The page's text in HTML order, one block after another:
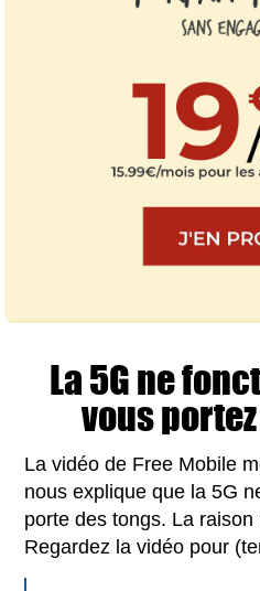
La 5G ne
vous
La vidéo de Free Mobile
nous explique que la 5G
porte des tongs. La
Regardez la vidéo pour